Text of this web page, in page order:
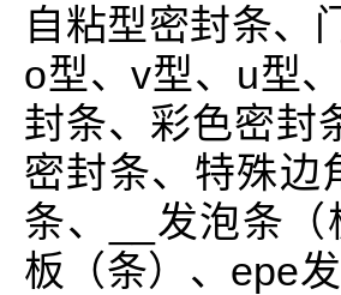
自粘型密封条、
o型、v型、u型
封条、彩色密封
密封条、特殊边
条、__发泡条
板（条）、epe